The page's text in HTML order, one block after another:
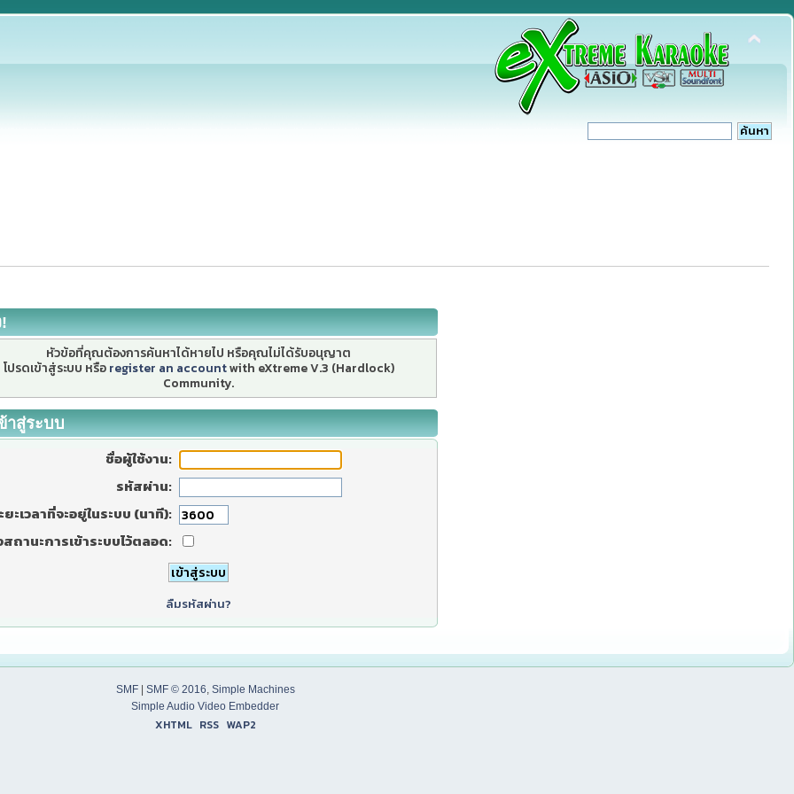
หัวข้อที่คุณต้องการค้นหาได้หายไป หรือคุณไม่ได้รับอนุญาต
โปรดเข้าสู่ระบบ หรือ register an accountwith eXtreme V.3 (Hardlock)
Community.
าสู่ระบบ
ชื่อผู้ใช้งาน:
รหัสผ่าน:
ยะเวลาที่จะอยู่ในระบบ (นาที):
สถานะการเข้าระบบไว้ตลอด:
ลืมรหัสผ่าน?
SMF| SMF © 2016, Simple Machines
Simple Audio Video Embedder
XHTML RSS WAP2